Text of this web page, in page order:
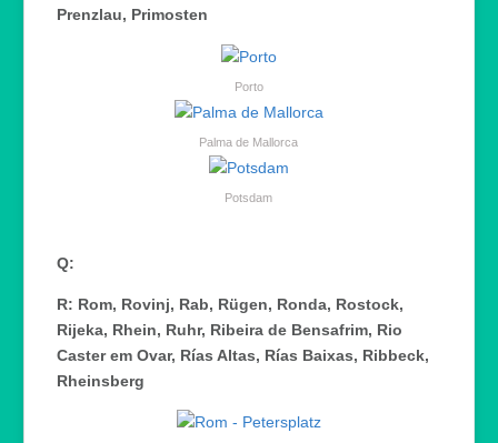
Prenzlau, Primosten
Porto
Palma de Mallorca
Potsdam
Q:
R: Rom, Rovinj, Rab, Rügen, Ronda, Rostock,
Rijeka, Rhein, Ruhr, Ribeira de Bensafrim, Rio
Caster em Ovar, Rías Altas, Rías Baixas, Ribbeck,
Rheinsberg